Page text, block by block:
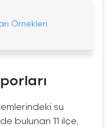
Örnekleri
su
bulunan 11 ilçe,